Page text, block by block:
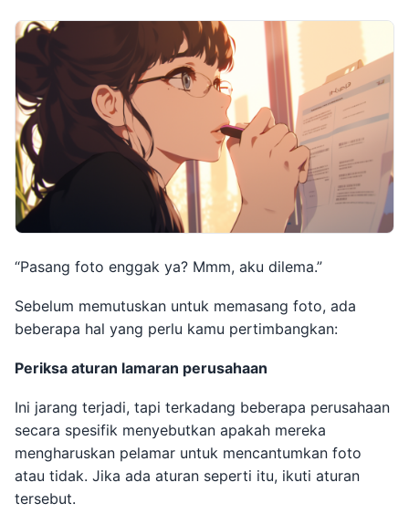
“Pasang foto enggak ya? Mmm, aku dilema.”
Sebelum memutuskan untuk memasang foto, ada
beberapa hal yang perlu kamu pertimbangkan:
Periksa aturan lamaran perusahaan
Ini jarang terjadi, tapi terkadang beberapa perusahaan
secara spesifik menyebutkan apakah mereka
mengharuskan pelamar untuk mencantumkan foto
atau tidak. Jika ada aturan seperti itu, ikuti aturan
tersebut.